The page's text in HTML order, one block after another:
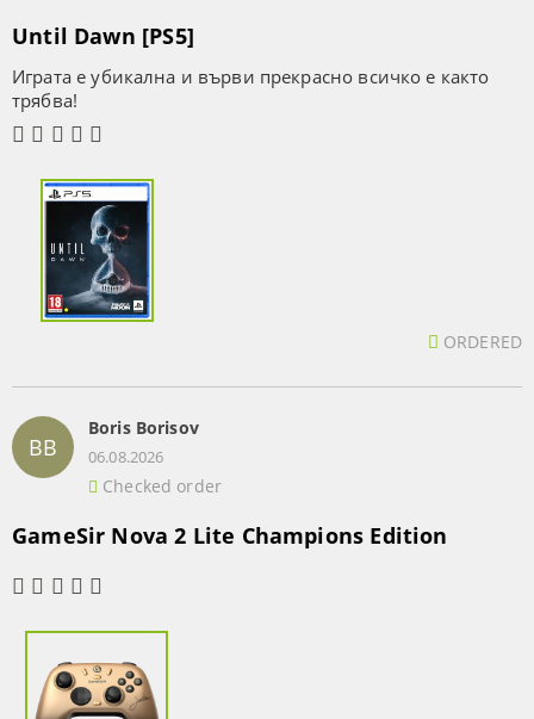
Until Dawn [PS5]
Играта е убикална и върви прекрасно всичко е както
трябва!
ORDERED
BB
Boris Borisov
06.08.2026
Checked order
GameSir Nova 2 Lite Champions Edition